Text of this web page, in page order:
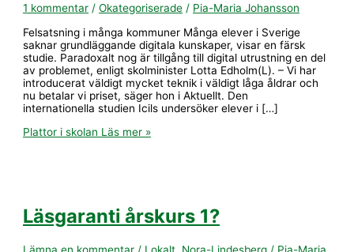
1 kommentar /Okategoriserade / Pia-Maria Johansson
Felsatsning i många kommuner Många elever i Sverige
saknar grundläggande digitala kunskaper, visar en färsk
studie. Paradoxalt nog är tillgång till digital utrustning en del
av problemet, enligt skolminister Lotta Edholm(L). – Vi har
introducerat väldigt mycket teknik i väldigt låga åldrar och
nu betalar vi priset, säger hon i Aktuellt. Den
internationella studien Icils undersöker elever i […]
Plattor i skolan Läs mer »
Läsgaranti årskurs 1?